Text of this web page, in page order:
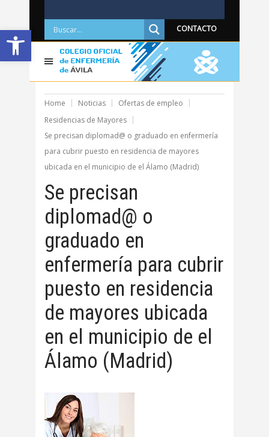
Abrir barra de herramientas CONTACTO
Home Noticias
Ofertas de empleo
Residencias de Mayores
Se precisan diplomad@ o graduado en enfermería
para cubrir puesto en residencia de mayores
ubicada en el municipio de el Álamo (Madrid)
Se precisan
diplomad@ o
graduado en
enfermería para cubrir
puesto en residencia
de mayores ubicada
en el municipio de el
Álamo (Madrid)